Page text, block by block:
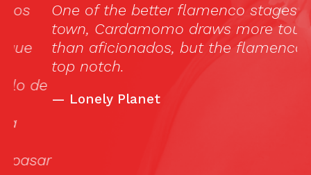
One of the better flamenco stages in
town, Cardamomo draws more tourists
than aficionados, but the flamenco is
top notch.
Lonely Planet